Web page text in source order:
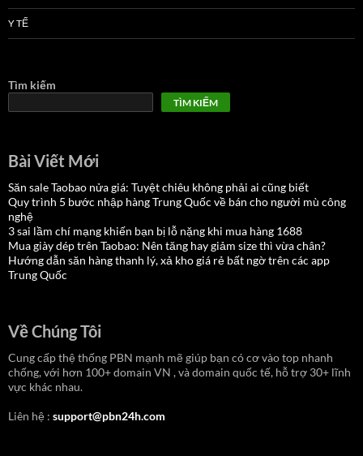
Y TẾ
Tìm kiếm
TÌM KIẾM
Bài Viết Mới
Săn sale Taobao nửa giá: Tuyệt chiêu không phải ai cũng biết
Quy trình 5 bước nhập hàng Trung Quốc về bán cho người mù công
nghệ
3 sai lầm chí mạng khiến bạn bị lỗ nặng khi mua hàng 1688
Mua giày dép trên Taobao: Nên tăng hay giảm size thì vừa chân?
Hướng dẫn săn hàng thanh lý, xả kho giá rẻ bất ngờ trên các app
Trung Quốc
Về Chúng Tôi
Cung cấp thệ thống PBN mạnh mẽ giúp bạn có cơ vào top nhanh
chống, với hơn 100+ domain VN , và domain quốc tế, hỗ trợ 30+ lĩnh
vực khác nhau.
Liên hệ : support@pbn24h.com